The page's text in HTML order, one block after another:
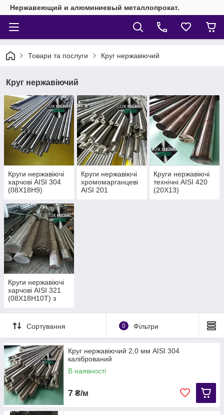
Нержавеющий и алюминиевый металлопрокат.
Товари та послуги Круг нержавіючий
Круг нержавіючий
Круги нержавіючі
харчові AISI 304
(08Х18Н9)
Круги нержавіючі
хромомарганцеві
AISI 201
Круги нержавіючі
технічні AISI 420
(20Х13)
Круги нержавіючі
харчові AISI 321
(08Х18Н10Т) з
калібровані.
Сортування
0 Фільтри
Круг нержавіючий 2,0 мм АІЅІ 304
калібрований
В наявності
7 ₴/м